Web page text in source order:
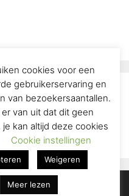
• Gebouwd met
cookies voor een
gebruikerservaring en
van bezoekersaantallen.
er van uit dat dit geen
je kan altijd deze cookies
Cookie instellingen
Weigeren
Meer lezen